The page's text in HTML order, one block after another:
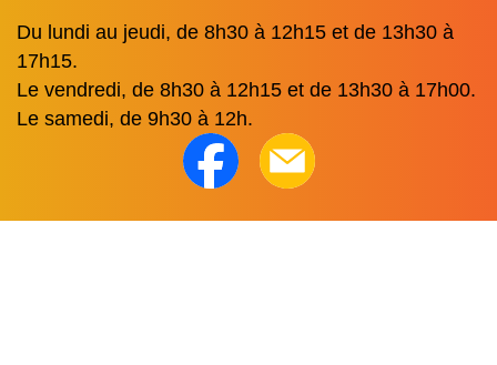
Du lundi au jeudi, de 8h30 à 12h15 et de 13h30 à
17h15.
Le vendredi, de 8h30 à 12h15 et de 13h30 à 17h00.
Le samedi, de 9h30 à 12h.